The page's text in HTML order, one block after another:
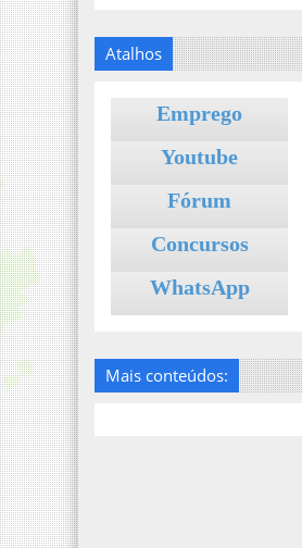
Atalhos
Emprego
Youtube
Fórum
Concursos
WhatsApp
Mais conteúdos: